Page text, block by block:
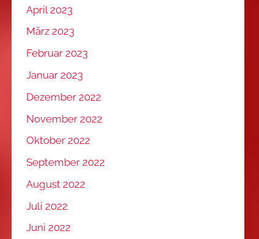
April 2023
März 2023
Februar 2023
Januar 2023
Dezember 2022
November 2022
Oktober 2022
September 2022
August 2022
Juli 2022
Juni 2022